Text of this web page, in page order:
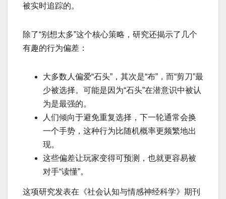
被实时追踪的。
除了“别想太多”这个核心策略，研究还揭示了几个
有趣的行为偏差：
大多数人偏爱“石头”，其次是“布”，而“剪刀”最
少被选择。可能是因为“石头”在潜意识中被认
为是最强的。
人们倾向于避免重复选择，下一轮通常会换
一个手势，这种行为比随机概率更频繁地出
现。
这些偏差让玩家变得可预测，也就更容易被
对手“读懂”。
这项研究发表在《社会认知与情感神经科学》期刊